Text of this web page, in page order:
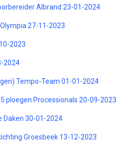
Albrand 23-01-2024
27-11-2023
2023
2024
Tempo-Team 01-01-2024
ploegen Processionals 20-09-2023
Daken 30-01-2024
Groesbeek 13-12-2023